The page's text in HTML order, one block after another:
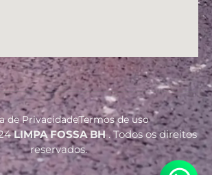
de PrivacidadeTermos de uso
LIMPA FOSSA BH. Todos os direitos
reservados.